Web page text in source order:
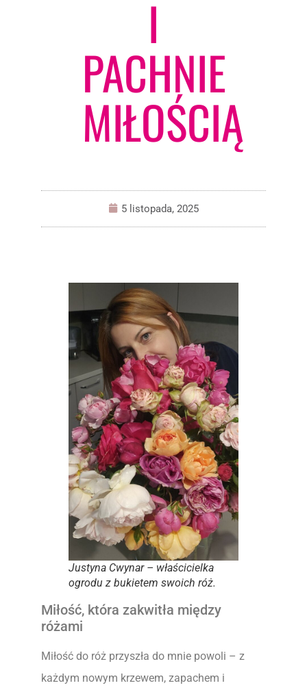
I
PACHNIE
MIŁOŚCIĄ
5 listopada, 2025
Justyna Cwynar – właścicielka
ogrodu z bukietem swoich róż.
Miłość, która zakwitła między
różami
Miłość do róż przyszła do mnie powoli – z
każdym nowym krzewem, zapachem i